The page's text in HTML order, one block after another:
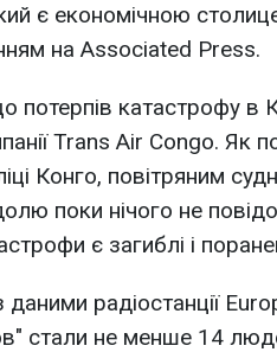
є економічною
на Associated Press.
потерпів катастрофу в
Trans Air Congo. Як
Конго, повітряним
поки нічого не
є загиблі і
даними радіостанції
стали не менше 14